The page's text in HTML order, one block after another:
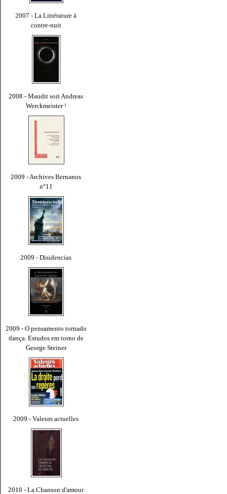
2007 - La Littérature à
contre-nuit
2008 - Maudit soit Andreas
Werckmeister !
2009 - Archives Bernanos
n°11
2009 - Disidencias
2009 - O pensamento tornado
dança. Estudos em torno de
George Steiner
2009 - Valeurs actuelles
2010 - La Chanson d'amour